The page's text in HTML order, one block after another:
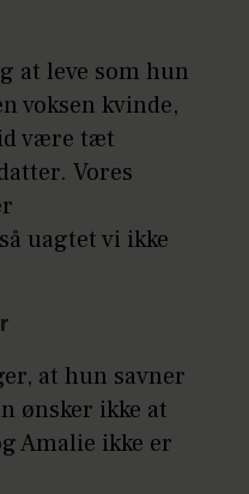
at leve som hun
voksen kvinde,
være tæt
Vores
uagtet vi ikke
at hun savner
ønsker ikke at
Amalie ikke er